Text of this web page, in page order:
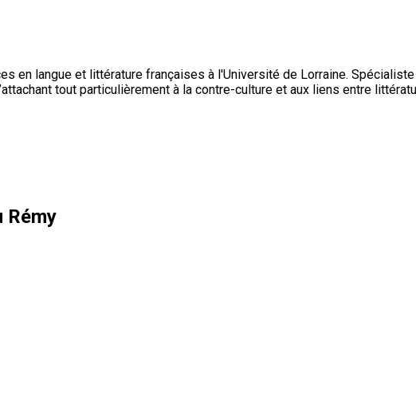
en langue et littérature françaises à l'Université de Lorraine.
tout particulièrement à la contre-culture et aux liens entre
Rémy